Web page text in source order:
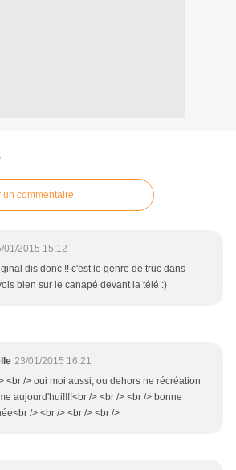
un commentaire
01/2015 15:12
dis donc !! c'est le genre de truc dans
bien sur le canapé devant la télé :)
23/01/2015 16:21
<br /> oui moi aussi, ou dehors ne récréation
aujourd'hui!!!!<br /> <br /> <br /> bonne
/> <br /> <br /> <br />